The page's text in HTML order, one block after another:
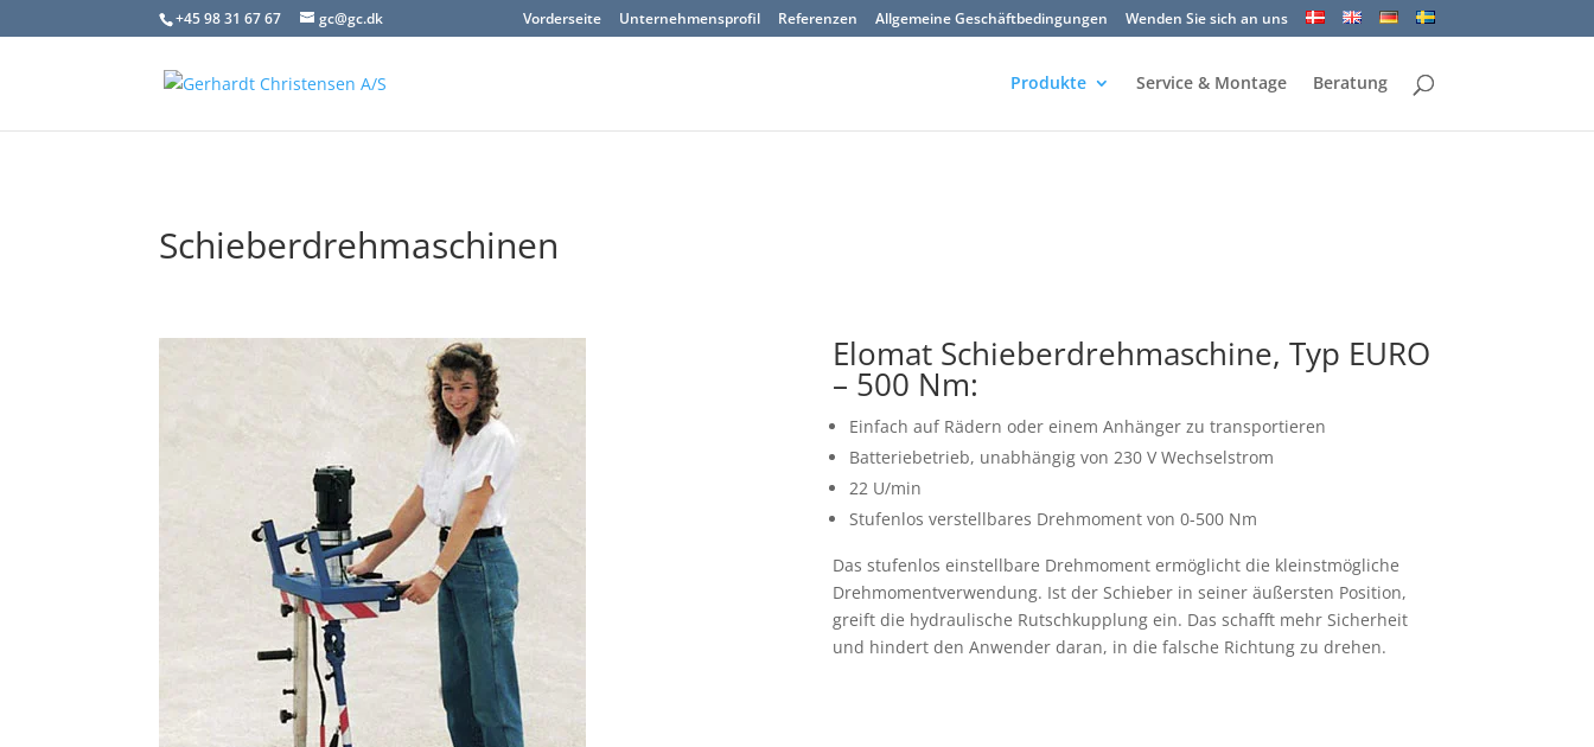
+45 98 31 67 67 gc@gc.dk Vorderseite Unternehmensprofil Referenzen Allgemeine Geschäftbedingungen Wenden Sie sich an uns
Produkte Service & Montage Beratung
Schieberdrehmaschinen
Elomat Schieberdrehmaschine, Typ EURO
– 500 Nm:
Einfach auf Rädern oder einem Anhänger zu transportieren
Batteriebetrieb, unabhängig von 230 V Wechselstrom
22 U/min
Stufenlos verstellbares Drehmoment von 0-500 Nm
Das stufenlos einstellbare Drehmoment ermöglicht die kleinstmögliche
Drehmomentverwendung. Ist der Schieber in seiner äußersten Position,
greift die hydraulische Rutschkupplung ein. Das schafft mehr Sicherheit
und hindert den Anwender daran, in die falsche Richtung zu drehen.